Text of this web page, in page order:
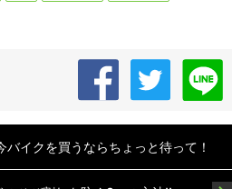
イクを買うならちょっと待って！